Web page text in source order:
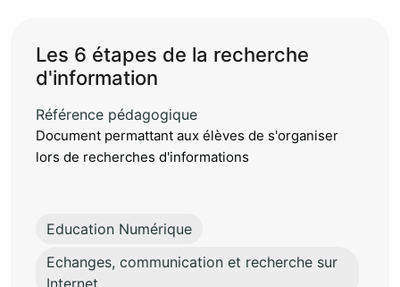
Les 6 étapes de la recherche
d'information
Référence pédagogique
Document permattant aux élèves de s'organiser
lors de recherches d'informations
Education Numérique
Echanges, communication et recherche sur